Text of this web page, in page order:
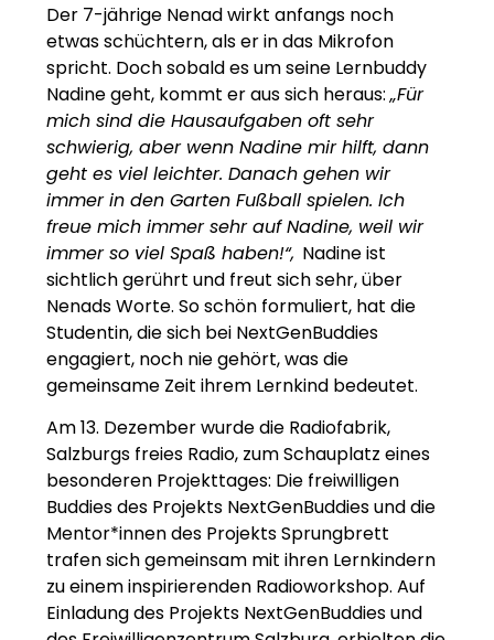
Der 7-jährige Nenad wirkt anfangs noch
etwas schüchtern, als er in das Mikrofon
spricht. Doch sobald es um seine Lernbuddy
Nadine geht, kommt er aus sich heraus:„Für
mich sind die Hausaufgaben oft sehr
schwierig, aber wenn Nadine mir hilft, dann
geht es viel leichter. Danach gehen wir
immer in den Garten Fußball spielen. Ich
freue mich immer sehr auf Nadine, weil wir
immer so viel Spaß haben!“, Nadine ist
sichtlich gerührt und freut sich sehr, über
Nenads Worte. So schön formuliert, hat die
Studentin, die sich bei NextGenBuddies
engagiert, noch nie gehört, was die
gemeinsame Zeit ihrem Lernkind bedeutet.
Am 13. Dezember wurde die Radiofabrik,
Salzburgs freies Radio, zum Schauplatz eines
besonderen Projekttages: Die freiwilligen
Buddies des Projekts NextGenBuddies und die
Mentor*innen des Projekts Sprungbrett
trafen sich gemeinsam mit ihren Lernkindern
zu einem inspirierenden Radioworkshop. Auf
Einladung des Projekts NextGenBuddies und